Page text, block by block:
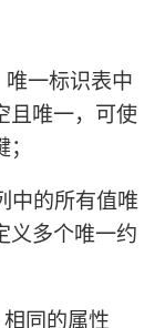
唯一标识表中
且唯一，可使
中的所有值唯
义多个唯一约
相同的属性